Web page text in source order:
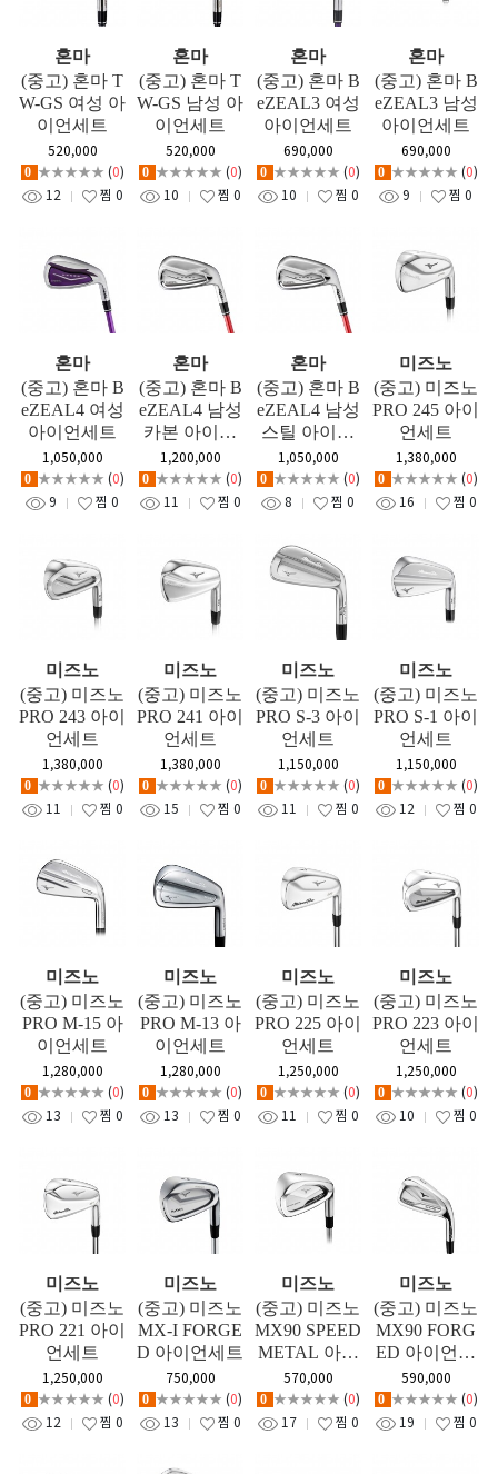
혼마
(중고) 혼마 T
W-GS 여성 아
이언세트
520,000
0 ★★★★★ (0)
12
찜 0
혼마
(중고) 혼마 T
W-GS 남성 아
이언세트
520,000
0 ★★★★★ (0)
10
찜 0
혼마
(중고) 혼마 B
eZEAL3 여성
아이언세트
690,000
0 ★★★★★ (0)
10
찜 0
혼마
(중고) 혼마 B
eZEAL3 남성
아이언세트
690,000
0 ★★★★★ (0)
9
찜 0
혼마
(중고) 혼마 B
eZEAL4 여성
아이언세트
1,050,000
0 ★★★★★ (0)
9
찜 0
혼마
(중고) 혼마 B
eZEAL4 남성
카본 아이언
세트
1,200,000
0 ★★★★★ (0)
11
찜 0
혼마
(중고) 혼마 B
eZEAL4 남성
스틸 아이언
세트
1,050,000
0 ★★★★★ (0)
8
찜 0
미즈노
(중고) 미즈노
PRO 245 아이
언세트
1,380,000
0 ★★★★★ (0)
16
찜 0
미즈노
(중고) 미즈노
PRO 243 아이
언세트
1,380,000
0 ★★★★★ (0)
11
찜 0
미즈노
(중고) 미즈노
PRO 241 아이
언세트
1,380,000
0 ★★★★★ (0)
15
찜 0
미즈노
(중고) 미즈노
PRO S-3 아이
언세트
1,150,000
0 ★★★★★ (0)
11
찜 0
미즈노
(중고) 미즈노
PRO S-1 아이
언세트
1,150,000
0 ★★★★★ (0)
12
찜 0
미즈노
(중고) 미즈노
PRO M-15 아
이언세트
1,280,000
0 ★★★★★ (0)
13
찜 0
미즈노
(중고) 미즈노
PRO M-13 아
이언세트
1,280,000
0 ★★★★★ (0)
13
찜 0
미즈노
(중고) 미즈노
PRO 225 아이
언세트
1,250,000
0 ★★★★★ (0)
11
찜 0
미즈노
(중고) 미즈노
PRO 223 아이
언세트
1,250,000
0 ★★★★★ (0)
10
찜 0
미즈노
(중고) 미즈노
PRO 221 아이
언세트
1,250,000
0 ★★★★★ (0)
12
찜 0
미즈노
(중고) 미즈노
MX-I FORGE
D 아이언세트
750,000
0 ★★★★★ (0)
13
찜 0
미즈노
(중고) 미즈노
MX90 SPEED
METAL 아이
언세트
570,000
0 ★★★★★ (0)
17
찜 0
미즈노
(중고) 미즈노
MX90 FORG
ED 아이언세
트
590,000
0 ★★★★★ (0)
19
찜 0